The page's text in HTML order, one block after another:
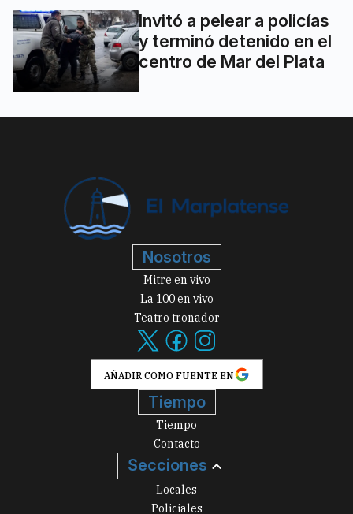
Invitó a pelear a policías
y terminó detenido en el
centro de Mar del Plata
Nosotros
Mitre en vivo
La 100 en vivo
Teatro tronador
AÑADIR COMO FUENTE EN
Tiempo
Tiempo
Contacto
Secciones
Locales
Policiales